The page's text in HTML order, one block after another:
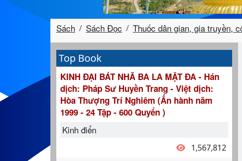
Sách Sách Đọc Thuốc dân gian, gia truyền,
Top Book
KINH ĐẠI BÁT NHÃ BA LA MẬT ĐA - Hán
dịch: Pháp Sư Huyền Trang - Việt dịch:
Hòa Thượng Trí Nghiêm (Ấn hành năm
1999 - 24 Tập - 600 Quyển )
Kinh điển
1,567,812